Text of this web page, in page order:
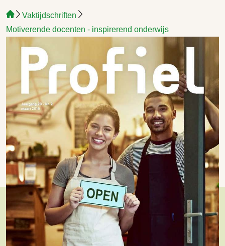
Vaktijdschriften
Motiverende docenten - inspirerend onderwijs